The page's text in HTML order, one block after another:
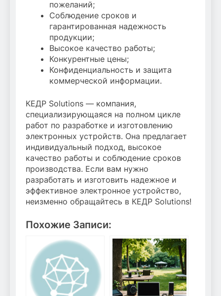
пожеланий;
Соблюдение сроков и
гарантированная надежность
продукции;
Высокое качество работы;
Конкурентные цены;
Конфиденциальность и защита
коммерческой информации.
КЕДР Solutions — компания,
специализирующаяся на полном цикле
работ по разработке и изготовлению
электронных устройств. Она предлагает
индивидуальный подход, высокое
качество работы и соблюдение сроков
производства. Если вам нужно
разработать и изготовить надежное и
эффективное электронное устройство,
неизменно обращайтесь в КЕДР Solutions!
Похожие Записи: